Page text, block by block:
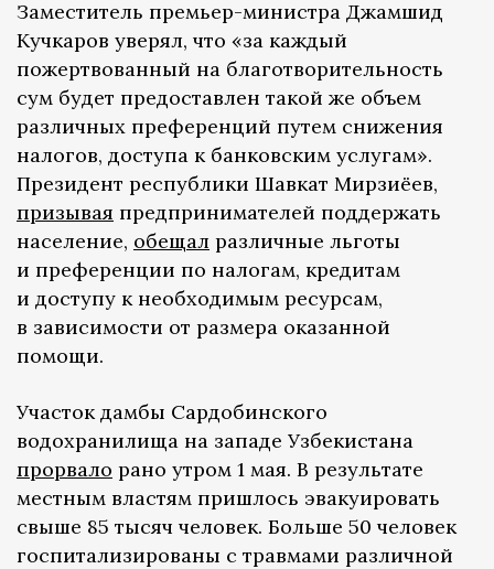
Заместитель премьер-министра Джамшид
Кучкаров уверял, что «за каждый
пожертвованный на благотворительность
сум будет предоставлен такой же объем
различных преференций путем снижения
налогов, доступа к банковским услугам».
Президент республики Шавкат Мирзиёев,
призывая предпринимателей поддержать
население, обещал различные льготы
и преференции по налогам, кредитам
и доступу к необходимым ресурсам,
в зависимости от размера оказанной
помощи.
Участок дамбы Сардобинского
водохранилища на западе Узбекистана
прорвало рано утром 1 мая. В результате
местным властям пришлось эвакуировать
свыше 85 тысяч человек. Больше 50 человек
госпитализированы с травмами различной